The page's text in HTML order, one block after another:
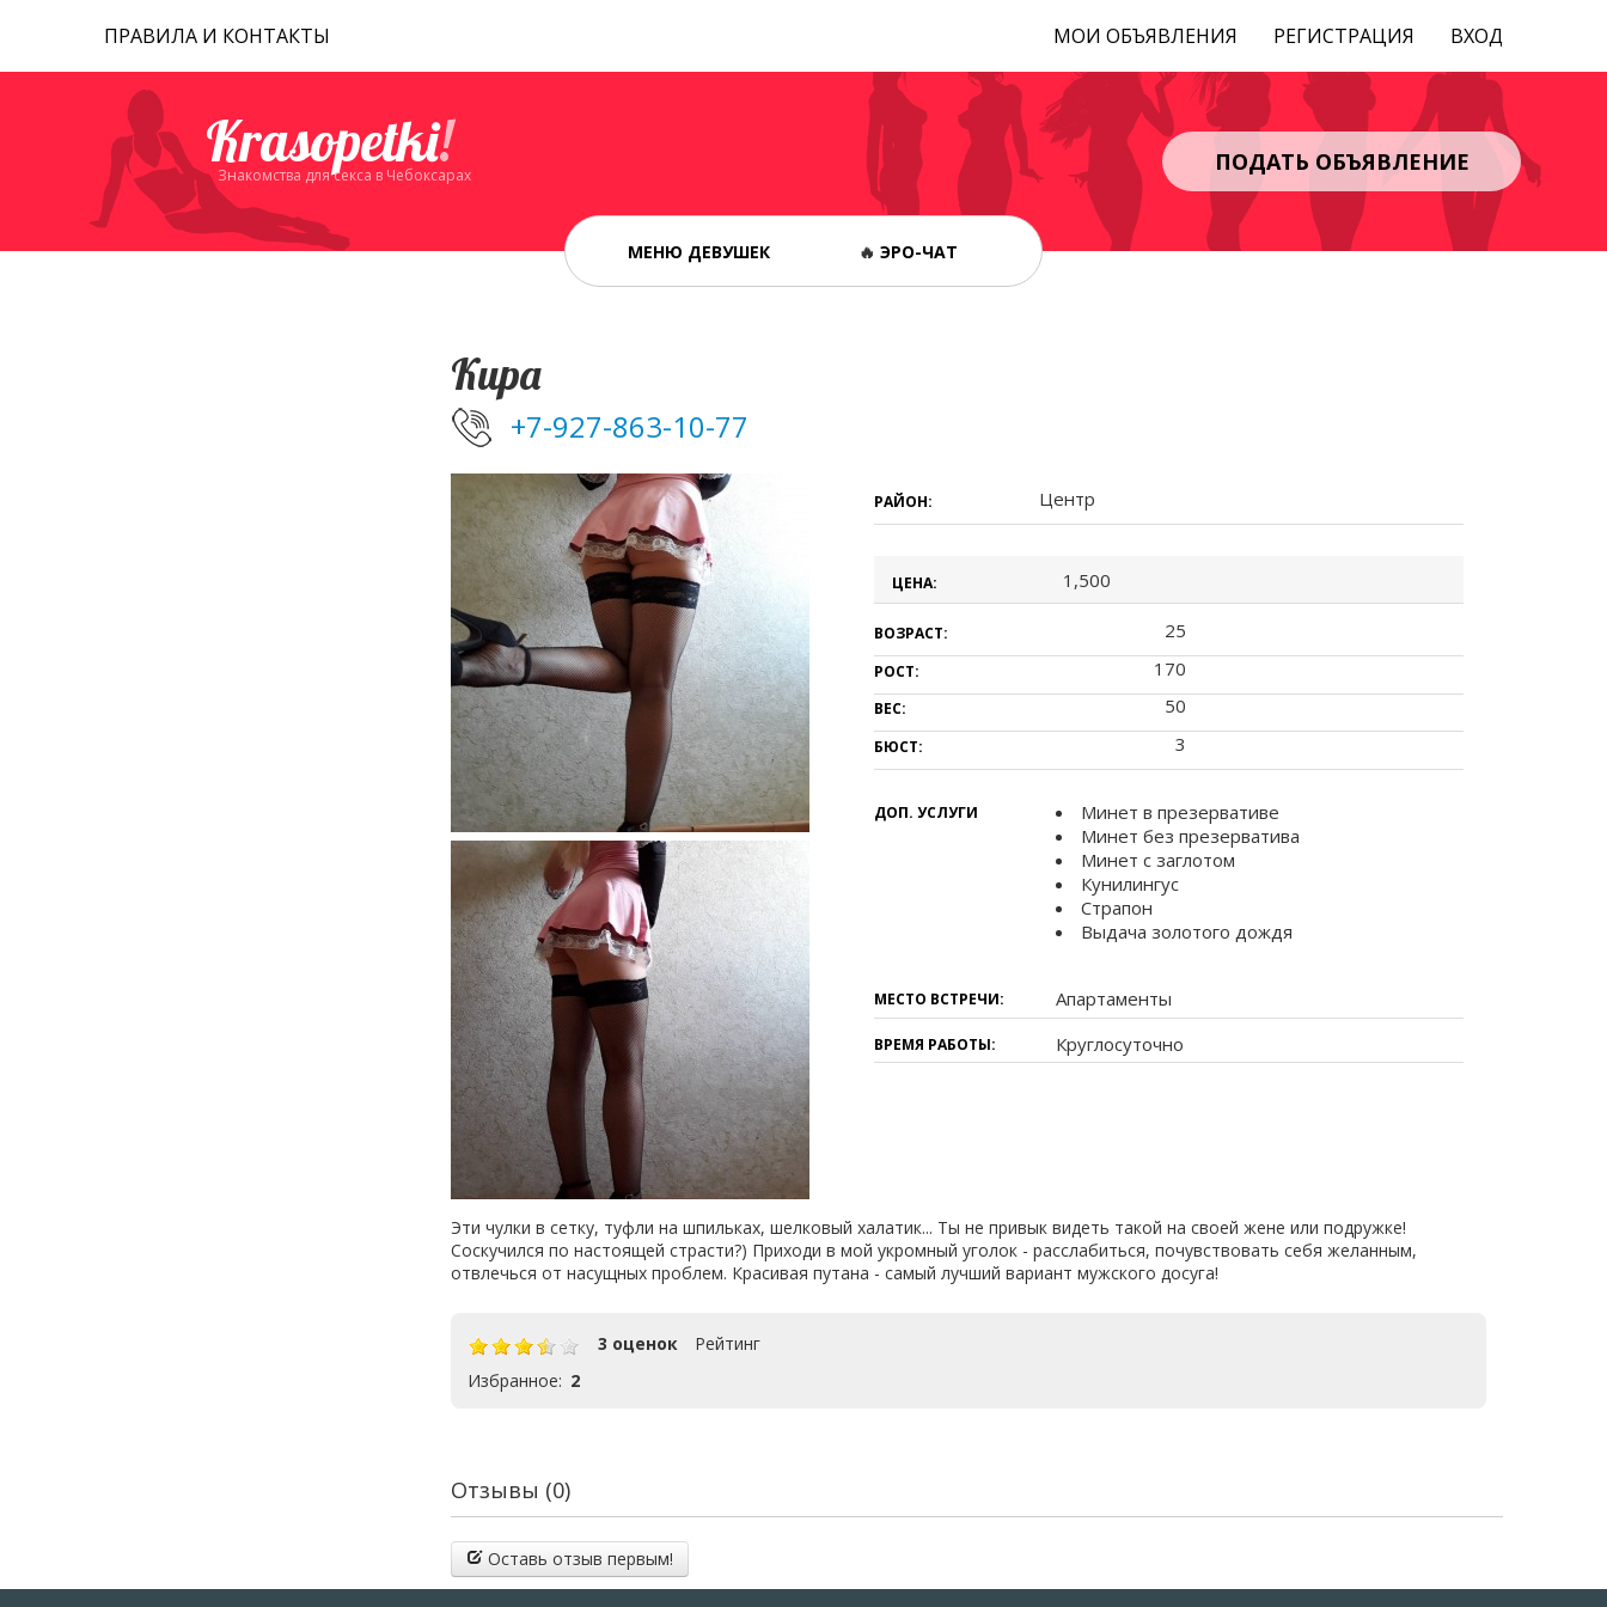
ПРАВИЛА И КОНТАКТЫ ВХОД
РЕГИСТРАЦИЯ
МОИ ОБЪЯВЛЕНИЯ
Krasopetki!
Знакомства для секса в Чебоксарах ПОДАТЬ ОБЪЯВЛЕНИЕ
МЕНЮ ДЕВУШЕК 🔥 ЭРО-ЧАТ
Кира
+7-927-863-10-77
РАЙОН: Центр
ЦЕНА: 1,500
ВОЗРАСТ: 25
РОСТ: 170
ВЕС: 50
БЮСТ: 3
ДОП. УСЛУГИ
Минет в презервативе
Минет без презерватива
Минет с заглотом
Кунилингус
Страпон
Выдача золотого дождя
МЕСТО ВСТРЕЧИ: Апартаменты
ВРЕМЯ РАБОТЫ: Круглосуточно
Эти чулки в сетку, туфли на шпильках, шелковый халатик... Ты не привык видеть такой на своей жене или подружке!
Соскучился по настоящей страсти?) Приходи в мой укромный уголок - расслабиться, почувствовать себя желанным,
отвлечься от насущных проблем. Красивая путана - самый лучший вариант мужского досуга!
Рейтинг
3 оценок
Избранное: 2
Отзывы (0)
Оставь отзыв первым!